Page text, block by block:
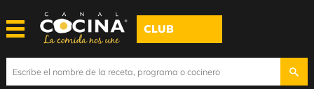
CLUB